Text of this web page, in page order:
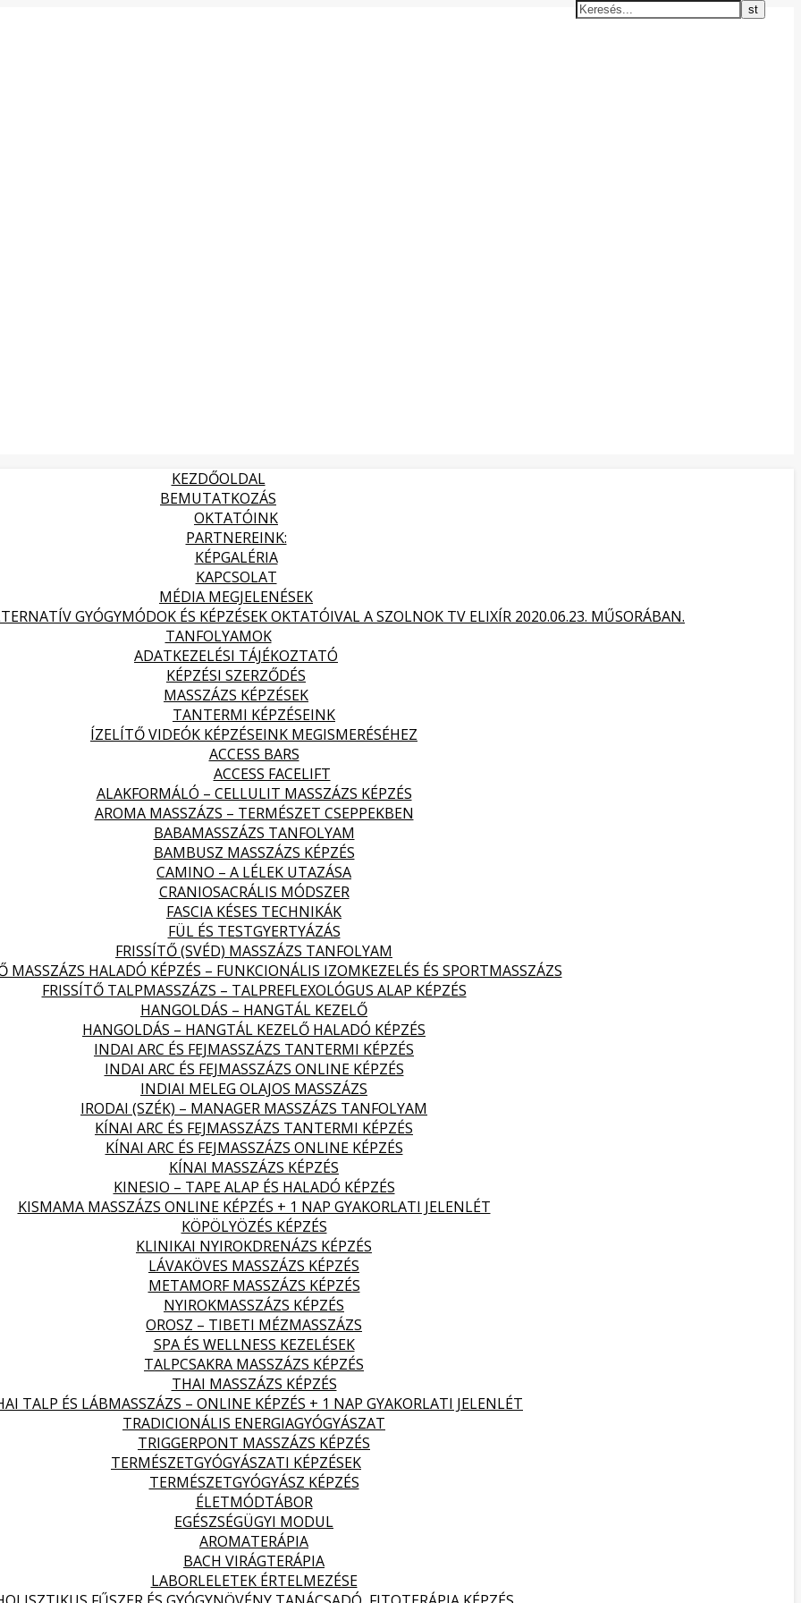
KEZDŐOLDAL
BEMUTATKOZÁS
OKTATÓINK
PARTNEREINK:
KÉPGALÉRIA
KAPCSOLAT
MÉDIA MEGJELENÉSEK
GYÓGYMÓDOK ÉS KÉPZÉSEK OKTATÓIVAL A SZOLNOK TV ELIXÍR 2020.06.23. MŰSORÁBAN.
TANFOLYAMOK
ADATKEZELÉSI TÁJÉKOZTATÓ
KÉPZÉSI SZERZŐDÉS
MASSZÁZS KÉPZÉSEK
TANTERMI KÉPZÉSEINK
ÍZELÍTŐ VIDEÓK KÉPZÉSEINK MEGISMERÉSÉHEZ
ACCESS BARS
ACCESS FACELIFT
ALAKFORMÁLÓ – CELLULIT MASSZÁZS KÉPZÉS
AROMA MASSZÁZS – TERMÉSZET CSEPPEKBEN
BABAMASSZÁZS TANFOLYAM
BAMBUSZ MASSZÁZS KÉPZÉS
CAMINO – A LÉLEK UTAZÁSA
CRANIOSACRÁLIS MÓDSZER
FASCIA KÉSES TECHNIKÁK
FÜL ÉS TESTGYERTYÁZÁS
FRISSÍTŐ (SVÉD) MASSZÁZS TANFOLYAM
MASSZÁZS HALADÓ KÉPZÉS – FUNKCIONÁLIS IZOMKEZELÉS ÉS SPORTMASSZÁZS
FRISSÍTŐ TALPMASSZÁZS – TALPREFLEXOLÓGUS ALAP KÉPZÉS
HANGOLDÁS – HANGTÁL KEZELŐ
HANGOLDÁS – HANGTÁL KEZELŐ HALADÓ KÉPZÉS
INDAI ARC ÉS FEJMASSZÁZS TANTERMI KÉPZÉS
INDAI ARC ÉS FEJMASSZÁZS ONLINE KÉPZÉS
INDIAI MELEG OLAJOS MASSZÁZS
IRODAI (SZÉK) – MANAGER MASSZÁZS TANFOLYAM
KÍNAI ARC ÉS FEJMASSZÁZS TANTERMI KÉPZÉS
KÍNAI ARC ÉS FEJMASSZÁZS ONLINE KÉPZÉS
KÍNAI MASSZÁZS KÉPZÉS
KINESIO – TAPE ALAP ÉS HALADÓ KÉPZÉS
KISMAMA MASSZÁZS ONLINE KÉPZÉS + 1 NAP GYAKORLATI JELENLÉT
KÖPÖLYÖZÉS KÉPZÉS
KLINIKAI NYIROKDRENÁZS KÉPZÉS
LÁVAKÖVES MASSZÁZS KÉPZÉS
METAMORF MASSZÁZS KÉPZÉS
NYIROKMASSZÁZS KÉPZÉS
OROSZ – TIBETI MÉZMASSZÁZS
SPA ÉS WELLNESS KEZELÉSEK
TALPCSAKRA MASSZÁZS KÉPZÉS
THAI MASSZÁZS KÉPZÉS
TALP ÉS LÁBMASSZÁZS – ONLINE KÉPZÉS + 1 NAP GYAKORLATI JELENLÉT
TRADICIONÁLIS ENERGIAGYÓGYÁSZAT
TRIGGERPONT MASSZÁZS KÉPZÉS
TERMÉSZETGYÓGYÁSZATI KÉPZÉSEK
TERMÉSZETGYÓGYÁSZ KÉPZÉS
ÉLETMÓDTÁBOR
EGÉSZSÉGÜGYI MODUL
AROMATERÁPIA
BACH VIRÁGTERÁPIA
LABORLELETEK ÉRTELMEZÉSE